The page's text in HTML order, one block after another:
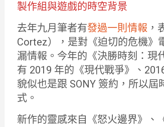
製作組與遊戲的時空背景
去年九月筆者有發過一則情報 ，
Cortez），是對《迫切的危機》
漏情報。今年的《決勝時刻：現
有 2019 年的《現代戰爭》、
貌似也是跟 SONY 簽約，所以
式。
新作的靈感來自《怒火邊界》、